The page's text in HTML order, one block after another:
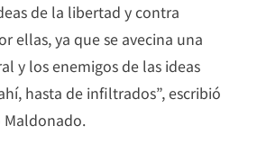
de la libertad y contra
ellas, ya que se avecina una
y los enemigos de las ideas
hasta de infiltrados”, escribió
Maldonado.